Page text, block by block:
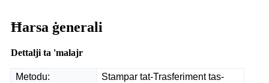
Ħarsa ġenerali
Dettalji ta 'malajr
Metodu:
Stampar tat-Trasferiment tas-